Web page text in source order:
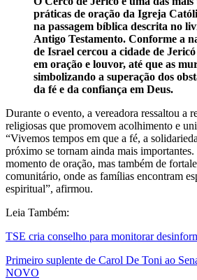
práticas de oração da Igreja
na passagem bíblica descrita no
Antigo Testamento. Conforme a
de Israel cercou a cidade de
em oração e louvor, até que as
simbolizando a superação dos
da fé e da confiança em Deus.
Durante o evento, a vereadora ressaltou a
religiosas que promovem acolhimento e
“Vivemos tempos em que a fé, a
próximo se tornam ainda mais
momento de oração, mas também de
comunitário, onde as famílias encontram
espiritual”, afirmou.
Leia Também:
TSE cria conselho para monitorar
Primeiro suplente de Carol De Toni ao
NOVO